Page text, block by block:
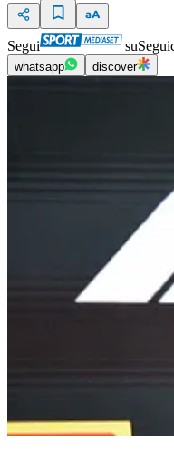
Segui su
whatsapp discover